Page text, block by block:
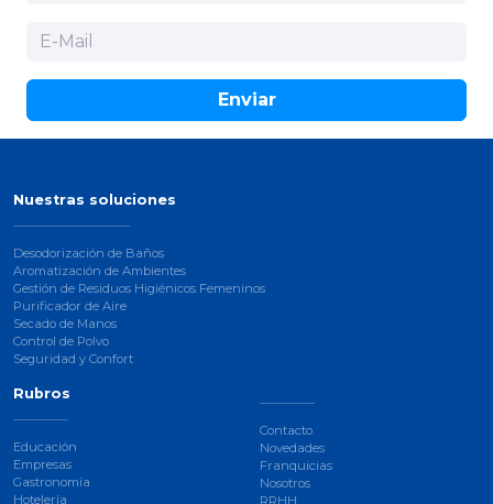
Enviar
Nuestras soluciones
Desodorización de Baños
Aromatización de Ambientes
Gestión de Residuos Higiénicos Femeninos
Purificador de Aire
Secado de Manos
Control de Polvo
Seguridad y Confort
Rubros
Educación
Empresas
Gastronomía
Hotelería
Contacto
Novedades
Franquicias
Nosotros
RRHH